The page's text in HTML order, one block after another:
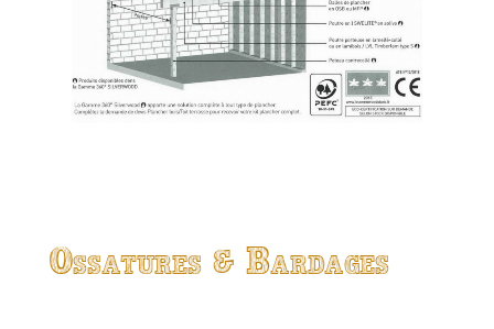
Ossatures & Bardages